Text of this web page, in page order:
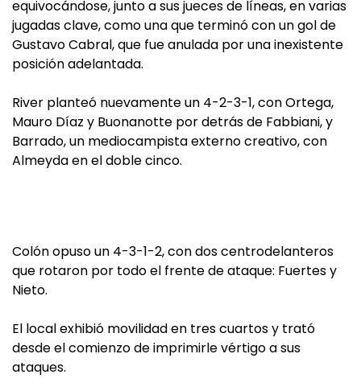
equivocándose, junto a sus jueces de líneas, en varias
jugadas clave, como una que terminó con un gol de
Gustavo Cabral, que fue anulada por una inexistente
posición adelantada.
River planteó nuevamente un 4-2-3-1, con Ortega,
Mauro Díaz y Buonanotte por detrás de Fabbiani, y
Barrado, un mediocampista externo creativo, con
Almeyda en el doble cinco.
Colón opuso un 4-3-1-2, con dos centrodelanteros
que rotaron por todo el frente de ataque: Fuertes y
Nieto.
El local exhibió movilidad en tres cuartos y trató
desde el comienzo de imprimirle vértigo a sus
ataques.